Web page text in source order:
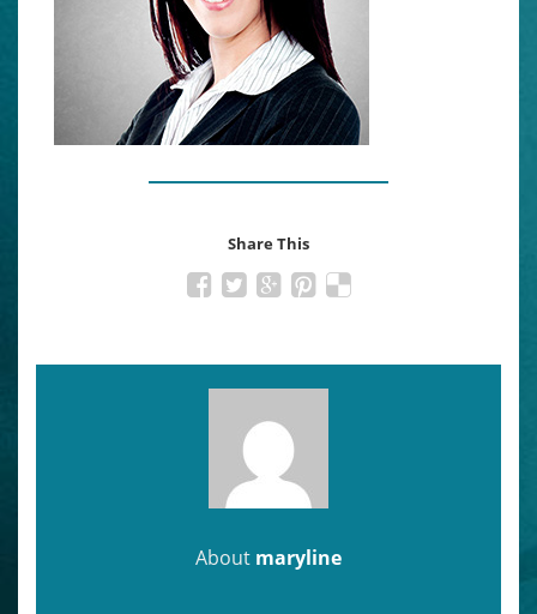
Share This
About maryline